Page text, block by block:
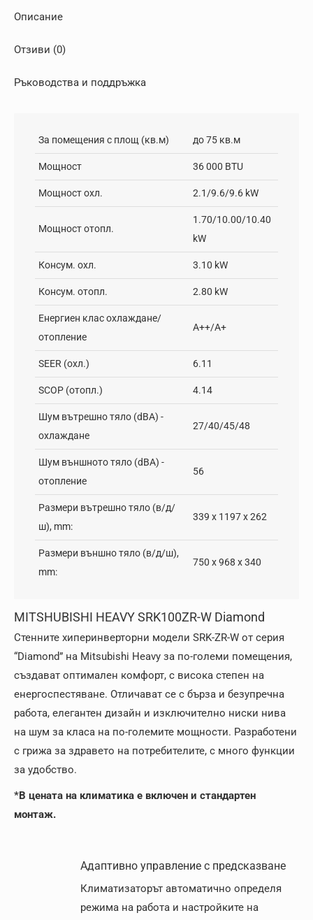
Описание
Отзиви (0)
Ръководства и поддръжка
За помещения с площ (кв.м) до 75 кв.м
Мощност 36 000 BTU
Мощност охл. 2.1/9.6/9.6 kW
Мощност отопл.
1.70/10.00/10.40
kW
Консум. охл. 3.10 kW
Консум. отопл. 2.80 kW
Енергиен клас охлаждане/
отопление
A++/A+
SEER (охл.) 6.11
SCOP (отопл.) 4.14
Шум вътрешно тяло (dBA) -
охлаждане
27/40/45/48
Шум външното тяло (dBA) -
отопление
56
Размери вътрешно тяло (в/д/
ш), mm:
339 x 1197 x 262
Размери външно тяло (в/д/ш),
mm:
750 x 968 x 340
MITSHUBISHI HEAVY SRK100ZR-W Diamond
Стенните хиперинверторни модели SRK-ZR-W от серия
“Diamond” на Mitsubishi Heavy за по-големи помещения,
създават оптимален комфорт, с висока степен на
енергоспестяване. Отличават се с бърза и безупречна
работа, елегантен дизайн и изключително ниски нива
на шум за класа на по-големите мощности. Разработени
с грижа за здравето на потребителите, с много функции
за удобство.
*В цената на климатика е включен и стандартен
монтаж.
Адаптивно управление с предсказване
Климатизаторът автоматично определя
режима на работа и настройките на